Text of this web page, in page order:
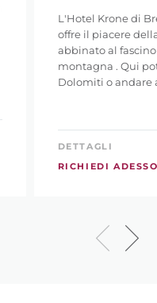
L'Hotel Krone di
offre il piacere
abbinato al
montagna . Qui
Dolomiti o andare
DETTAGLI
RICHIEDI